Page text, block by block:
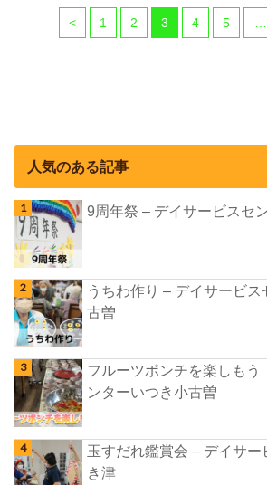
< 1 2 3 4 5
人気のある記事
9周年祭 – デイサービスセ
うちわ作り – デイサービ
古曽
フルーツポンチを楽しもう
ンターいつき小古曽
玉すだれ鑑賞会 – デイサー
き津